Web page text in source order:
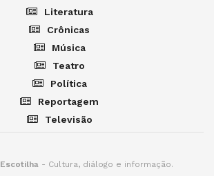
Literatura
Crônicas
Música
Teatro
Política
Reportagem
Televisão
Escotilha - Cultura, diálogo e informação.